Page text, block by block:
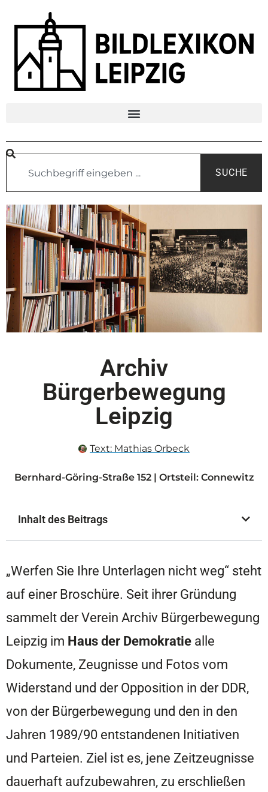
SUCHE
Archiv
Bürgerbewegung
Leipzig
Text: Mathias Orbeck
Bernhard-Göring-Straße 152 | Ortsteil: Connewitz
Inhalt des Beitrags
„Werfen Sie Ihre Unterlagen nicht weg“ steht
auf einer Broschüre. Seit ihrer Gründung
sammelt der Verein Archiv Bürgerbewegung
Leipzig im Haus der Demokratie alle
Dokumente, Zeugnisse und Fotos vom
Widerstand und der Opposition in der DDR,
von der Bürgerbewegung und den in den
Jahren 1989/90 entstandenen Initiativen
und Parteien. Ziel ist es, jene Zeitzeugnisse
dauerhaft aufzubewahren, zu erschließen